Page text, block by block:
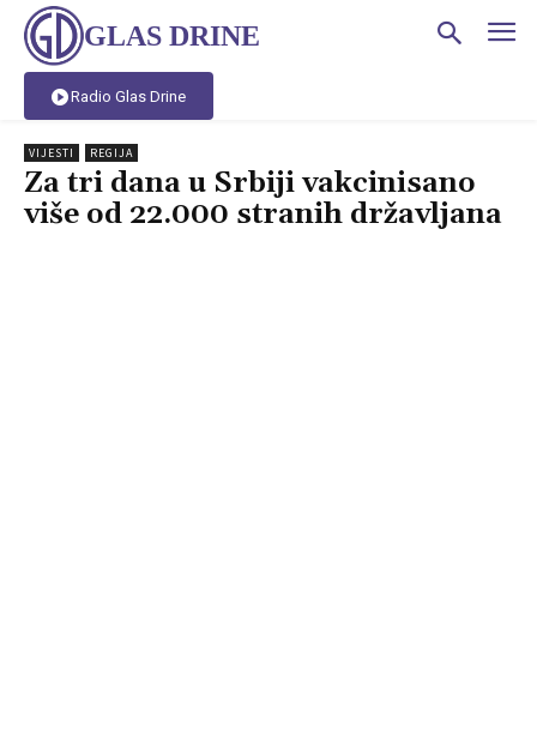
GLAS DRINE
Radio Glas Drine
VIJESTI REGIJA
Za tri dana u Srbiji vakcinisano
više od 22.000 stranih državljana